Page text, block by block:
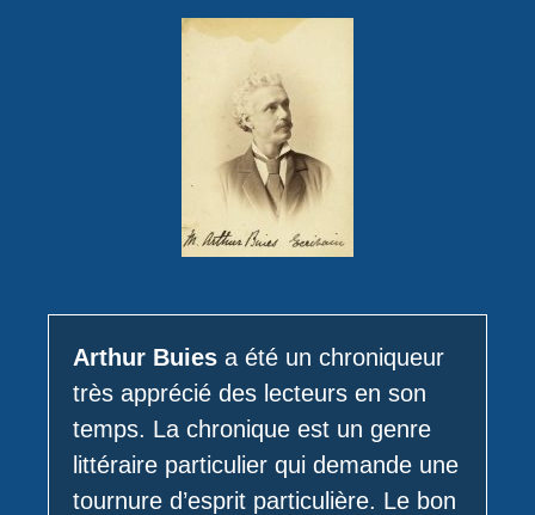
Arthur Buies a été un chroniqueur
très apprécié des lecteurs en son
temps. La chronique est un genre
littéraire particulier qui demande une
tournure d’esprit particulière. Le bon